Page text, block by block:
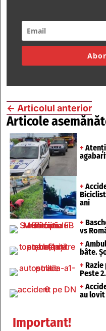
← Articolul anterior
Articole
+
+
ani
+
vs
+
bâte.
+
Peste
+
au
Important!